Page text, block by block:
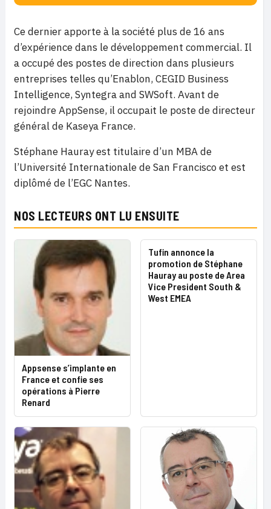
Ce dernier apporte à la société plus de 16 ans
d’expérience dans le développement commercial. Il
a occupé des postes de direction dans plusieurs
entreprises telles qu’Enablon, CEGID Business
Intelligence, Syntegra and SWSoft. Avant de
rejoindre AppSense, il occupait le poste de directeur
général de Kaseya France.
Stéphane Hauray est titulaire d’un MBA de
l’Université Internationale de San Francisco et est
diplômé de l’EGC Nantes.
NOS LECTEURS ONT LU ENSUITE
Appsense s’implante en
France et confie ses
opérations à Pierre
Renard
Tufin annonce la
promotion de Stéphane
Hauray au poste de Area
Vice President South &
West EMEA